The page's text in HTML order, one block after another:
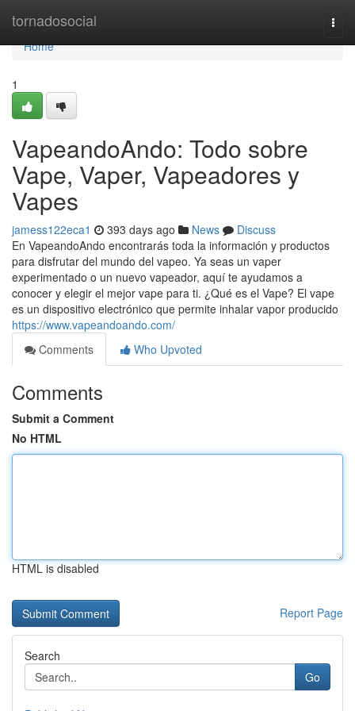
tornadosocial
Home
Home
1
VapeandoAndo: Todo sobre
Vape, Vaper, Vapeadores y
Vapes
jamess122eca1 393 days ago News
Discuss
En VapeandoAndo encontrarás toda la información y productos
para disfrutar del mundo del vapeo. Ya seas un vaper
experimentado o un nuevo vapeador, aquí te ayudamos a
conocer y elegir el mejor vape para ti. ¿Qué es el Vape? El vape
es un dispositivo electrónico que permite inhalar vapor producido
https://www.vapeandoando.com/
Comments
Who Upvoted
Comments
Submit a Comment
No HTML
HTML is disabled
Report Page
Search
Go